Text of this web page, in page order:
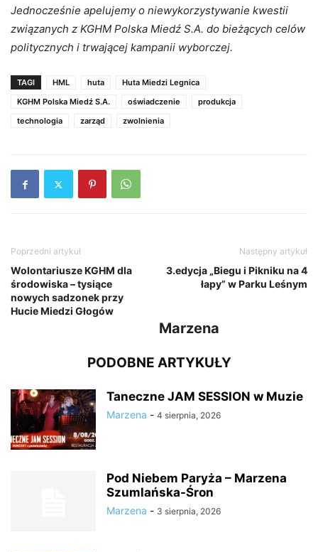
Jednocześnie apelujemy o niewykorzystywanie kwestii
związanych z KGHM Polska Miedź S.A. do bieżących celów
politycznych i trwającej kampanii wyborczej.
TAGI HML huta
Huta Miedzi Legnica
KGHM Polska Miedź S.A.
oświadczenie
produkcja
technologia
zarząd zwolnienia
Poprzedni artykuł
Wolontariusze KGHM dla
środowiska – tysiące
nowych sadzonek przy
Hucie Miedzi Głogów
Następny artykuł
3.edycja „Biegu i Pikniku na 4
łapy” w Parku Leśnym
Marzena
PODOBNE ARTYKUŁY
Taneczne JAM SESSION w Muzie
Marzena - 4 sierpnia, 2026
Pod Niebem Paryża – Marzena
Szumlańska-Śron
Marzena - 3 sierpnia, 2026